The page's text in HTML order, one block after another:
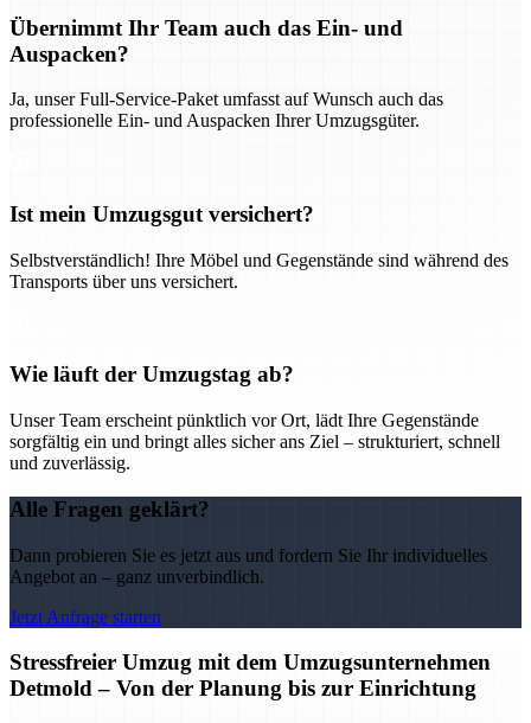
Übernimmt Ihr Team auch das Ein- und
Auspacken?
Ja, unser Full-Service-Paket umfasst auf Wunsch auch das
professionelle Ein- und Auspacken Ihrer Umzugsgüter.
Ist mein Umzugsgut versichert?
Selbstverständlich! Ihre Möbel und Gegenstände sind während des
Transports über uns versichert.
Wie läuft der Umzugstag ab?
Unser Team erscheint pünktlich vor Ort, lädt Ihre Gegenstände
sorgfältig ein und bringt alles sicher ans Ziel – strukturiert, schnell
und zuverlässig.
Alle Fragen geklärt?
Dann probieren Sie es jetzt aus und fordern Sie Ihr individuelles
Angebot an – ganz unverbindlich.
Jetzt Anfrage starten
Stressfreier Umzug mit dem Umzugsunternehmen
Detmold – Von der Planung bis zur Einrichtung